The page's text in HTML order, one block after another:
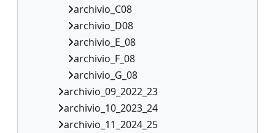
archivio_C08
archivio_D08
archivio_E_08
archivio_F_08
archivio_G_08
archivio_09_2022_23
archivio_10_2023_24
archivio_11_2024_25